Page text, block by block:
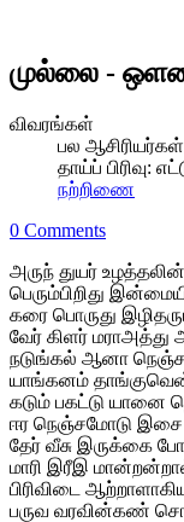
முல்லை -
விவரங்கள்
பல ஆசிரியர்கள்
தாய்ப் பிரிவு:
நற்றிணை
0 Comments
அருந் துயர்
பெரும்பிறிது
கரை பொருது
வேர் கிளர் மராஅத்து
நடுங்கல் ஆனா
யாங்கனம்
கடும் பகட்டு யானை
ஈர நெஞ்சமோடு
தேர் வீசு இருக்கை
மாரி இரீஇ
பிரிவிடை
பருவ வரவின்கண்